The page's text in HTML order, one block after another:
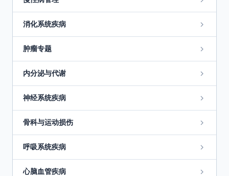
消化系统疾病
肿瘤专题
内分泌与代谢
神经系统疾病
骨科与运动损伤
呼吸系统疾病
心脑血管疾病